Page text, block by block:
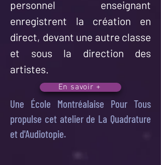
personnel enseignant
enregistrent la création en
direct, devant une autre classe
et sous la direction des
artistes.
En savoir +
Une École Montréalaise Pour Tous
propulse cet atelier de La Quadrature
et d'Audiotopie.